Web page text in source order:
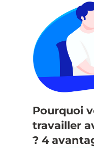
Pourquoi
travailler
? 4